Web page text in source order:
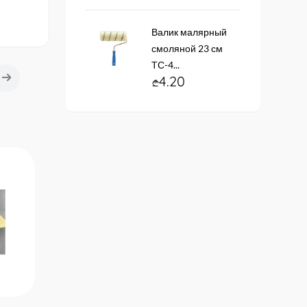
Валик малярный
смоляной 23 см
ТС-4...
4.20